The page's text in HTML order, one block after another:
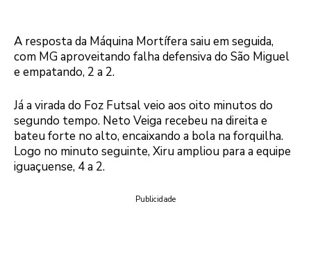
A resposta da Máquina Mortífera saiu em seguida,
com MG aproveitando falha defensiva do São Miguel
e empatando, 2 a 2.
Já a virada do Foz Futsal veio aos oito minutos do
segundo tempo. Neto Veiga recebeu na direita e
bateu forte no alto, encaixando a bola na forquilha.
Logo no minuto seguinte, Xiru ampliou para a equipe
iguaçuense, 4 a 2.
Publicidade